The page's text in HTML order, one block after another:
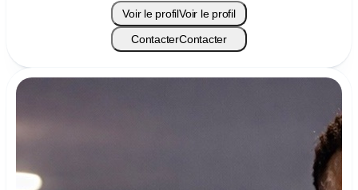
Voir le profilVoir le profil
ContacterContacter